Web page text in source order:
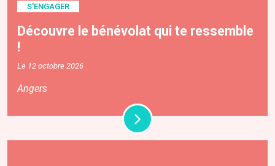
S'ENGAGER
Découvre le bénévolat qui te ressemble
!
Le 12 octobre 2026
Angers